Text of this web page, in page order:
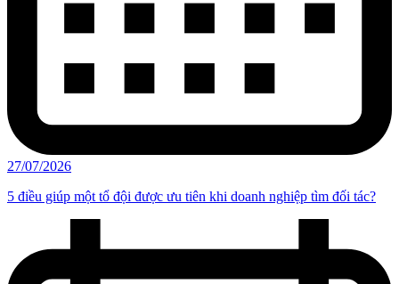
27/07/2026
5 điều giúp một tổ đội được ưu tiên khi doanh nghiệp tìm đối tác?